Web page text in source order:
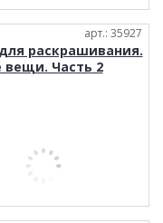
арт.: 35927
раскрашивания.
вещи. Часть 2